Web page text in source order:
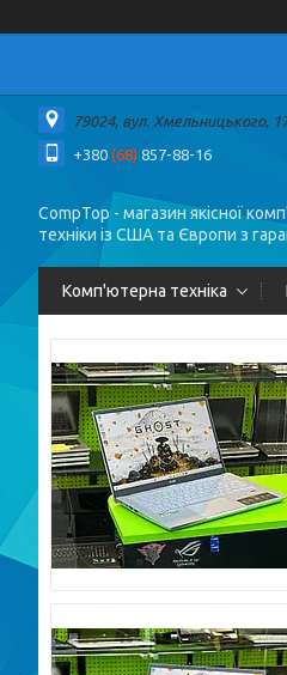
79024, вул. Хмельницького,
+380 (68) 857-88-16
CompTop - магазин якісної
техніки із США та Європи з
Комп'ютерна техніка